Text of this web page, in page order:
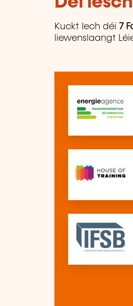
Kuckt Iech déi 7
liewenslaangt